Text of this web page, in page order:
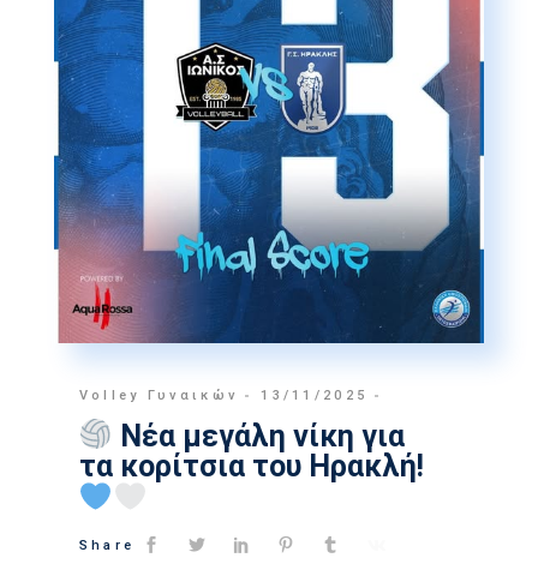
Volley Γυναικών 13/11/2025
Νέα μεγάλη νίκη για
τα κορίτσια του Ηρακλή!
Share